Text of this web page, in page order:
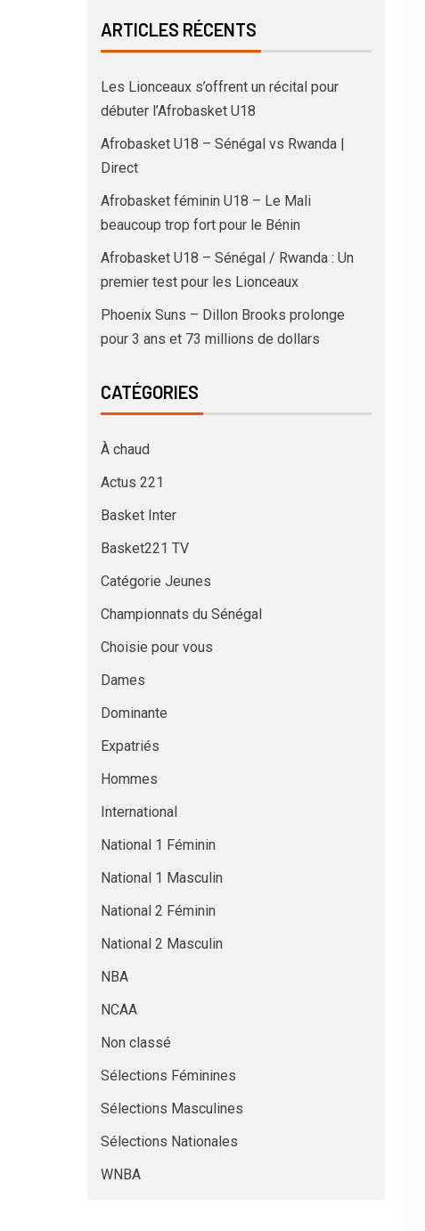
ARTICLES RÉCENTS
Les Lionceaux s’offrent un récital pour
débuter l’Afrobasket U18
Afrobasket U18 – Sénégal vs Rwanda |
Direct
Afrobasket féminin U18 – Le Mali
beaucoup trop fort pour le Bénin
Afrobasket U18 – Sénégal / Rwanda : Un
premier test pour les Lionceaux
Phoenix Suns – Dillon Brooks prolonge
pour 3 ans et 73 millions de dollars
CATÉGORIES
À chaud
Actus 221
Basket Inter
Basket221 TV
Catégorie Jeunes
Championnats du Sénégal
Choisie pour vous
Dames
Dominante
Expatriés
Hommes
International
National 1 Féminin
National 1 Masculin
National 2 Féminin
National 2 Masculin
NBA
NCAA
Non classé
Sélections Féminines
Sélections Masculines
Sélections Nationales
WNBA